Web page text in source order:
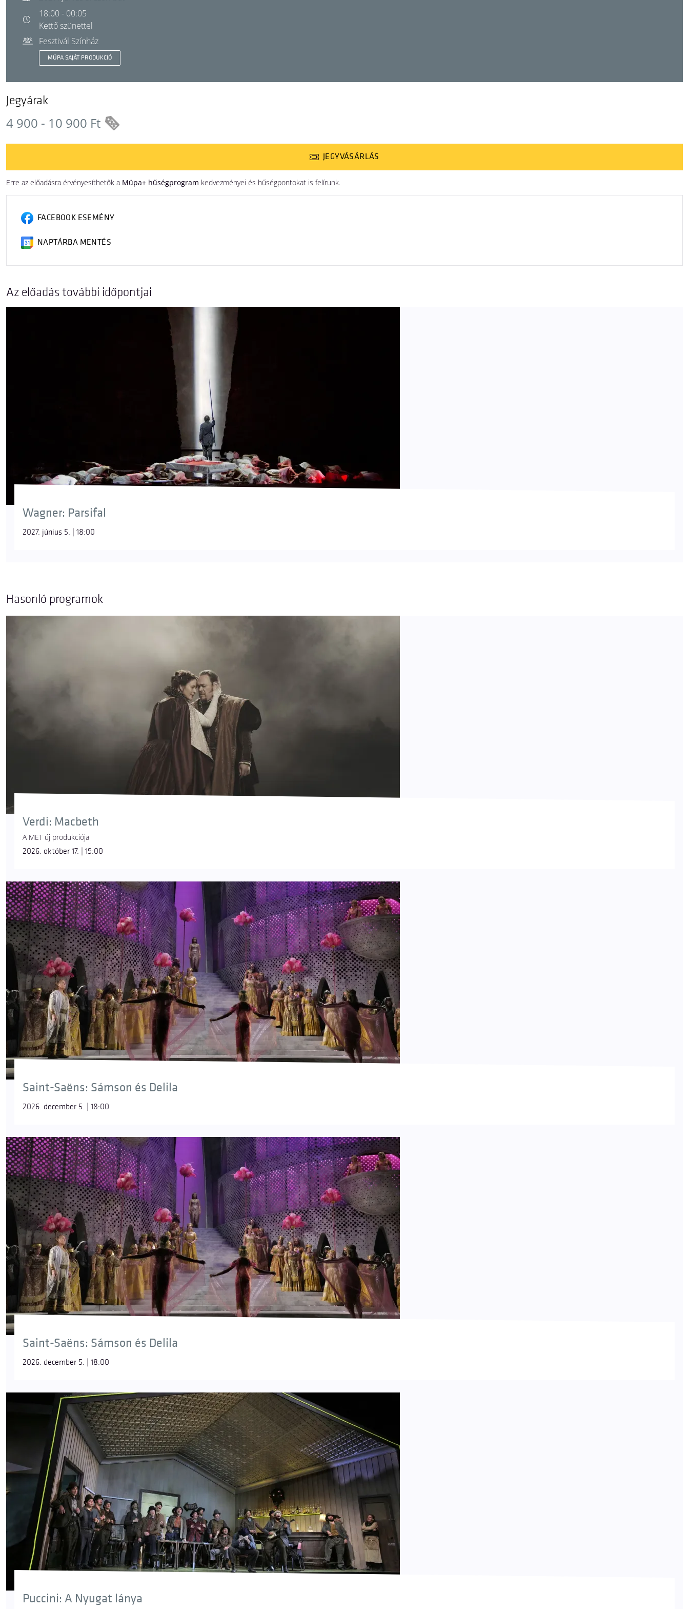
18:00 - 00:05
Kettő szünettel
Fesztivál Színház
MÜPA SAJÁT PRODUKCIÓ
Jegyárak
4 900 - 10 900 Ft
JEGYVÁSÁRLÁS
Erre az előadásra érvényesíthetők a Müpa+ hűségprogram kedvezményei és hűségpontokat is felírunk.
FACEBOOK ESEMÉNY
NAPTÁRBA MENTÉS
Az előadás további időpontjai
Wagner: Parsifal
2027. június 5. | 18:00
Hasonló programok
Verdi: Macbeth
A MET új produkciója
2026. október 17. | 19:00
Saint-Saëns: Sámson és Delila
2026. december 5. | 18:00
Saint-Saëns: Sámson és Delila
2026. december 5. | 18:00
Puccini: A Nyugat lánya